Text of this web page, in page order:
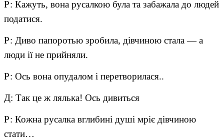
Р: Кажуть, вона русалкою була та забажала до людей
податися.
Р: Диво папоротью зробила, дівчиною стала — а
люди ії не прийняли.
Р: Ось вона опудалом і перетворилася..
Д: Так це ж лялька! Ось дивиться
Р: Кожна русалка вглибині душі мріє дівчиною
стати…